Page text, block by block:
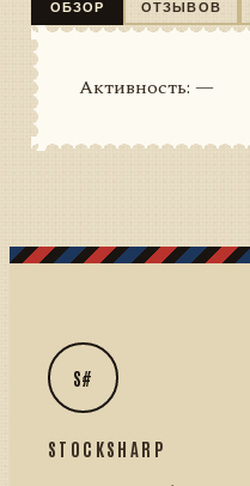
ОБЗОР ОТЗЫВОВ
Активность: —
S#
STOCKSHARP